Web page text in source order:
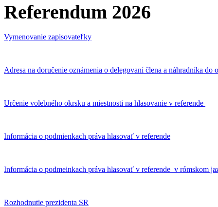
Referendum 2026
Vymenovanie zapisovateľky
Adresa na doručenie oznámenia o delegovaní člena a náhradníka
Určenie volebného okrsku a miestnosti na hlasovanie v referende
Informácia o podmienkach práva hlasovať v referende
Informácia o podmeinkach práva hlasovať v referende v rómskom
Rozhodnutie prezidenta SR